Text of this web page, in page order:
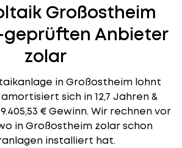
Großostheim
geprüften Anbieter
zolar
in Großostheim lohnt
sich in 12,7 Jahren &
€ Gewinn. Wir rechnen vor
in Großostheim zolar schon
installiert hat.